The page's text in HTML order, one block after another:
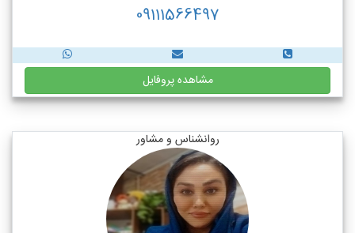
09111566497
مشاهده پروفایل
روانشناس و مشاور